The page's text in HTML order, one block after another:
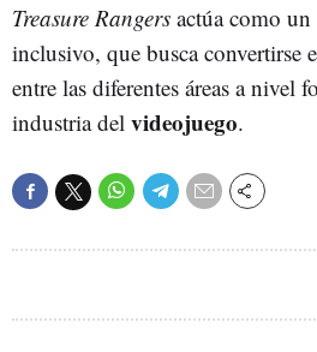
Treasure Rangers actúa como
inclusivo, que busca convertirse
entre las diferentes áreas a nivel
industria del videojuego.